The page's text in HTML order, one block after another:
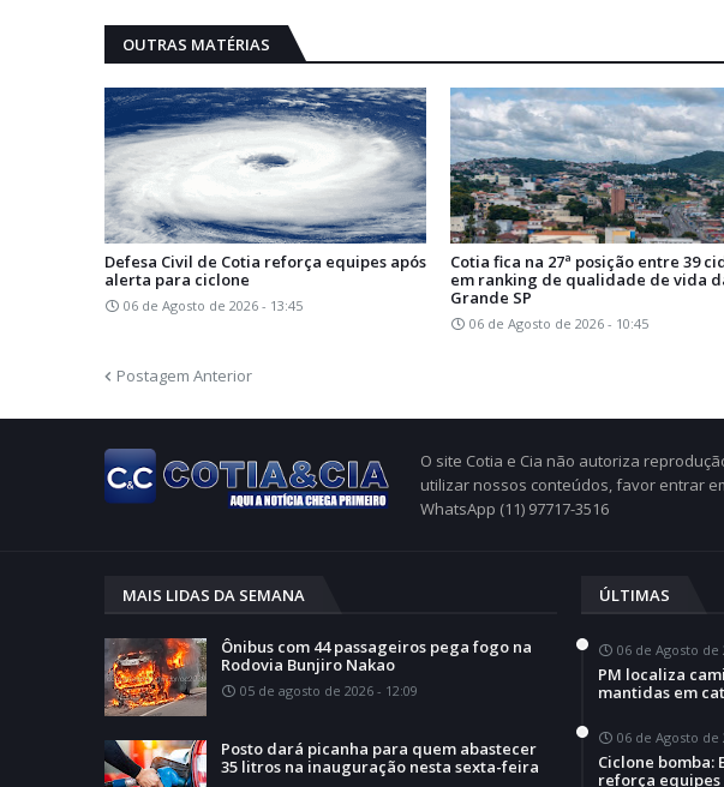
OUTRAS MATÉRIAS
Defesa Civil de Cotia reforça equipes após
alerta para ciclone
06 de Agosto de 2026 - 13:45
Cotia fica na 27ª posição entre 39
em ranking de qualidade de vida
Grande SP
06 de Agosto de 2026 - 10:45
Postagem Anterior
O site Cotia e Cia não autoriza
utilizar nossos conteúdos, favor entrar
WhatsApp (11) 97717-3516
MAIS LIDAS DA SEMANA
Ônibus com 44 passageiros pega fogo na
Rodovia Bunjiro Nakao
05 de agosto de 2026 - 12:09
Posto dará picanha para quem abastecer
35 litros na inauguração nesta sexta-feira
ÚLTIMAS
06 de Agosto de
PM localiza
mantidas em
06 de Agosto de
Ciclone bomba:
reforça